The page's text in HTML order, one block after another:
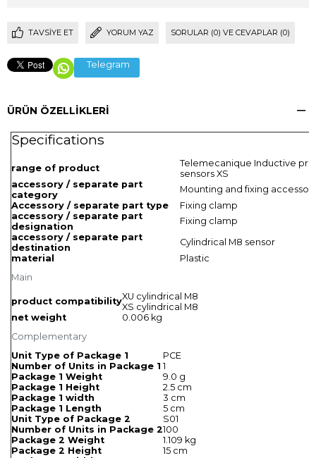
TAVSIYE ET YORUM YAZ SORULAR (0) VE CEVAPLAR (0)
Telegram
ÜRÜN ÖZELLIKLERI
Specifications
Main
range of product
Telemecanique Inductive
sensors XS
accessory / separate part
category
Mounting and fixing
Accessory / separate part type
Fixing clamp
accessory / separate part
designation
Fixing clamp
accessory / separate part
destination
Cylindrical M8 sensor
material
Plastic
Complementary
product compatibilityXU cylindrical M8
XS cylindrical M8
net weight
0.006 kg
Unit Type of Package 1
PCE
Number of Units in Package 1 1
Package 1 Weight
9.0 g
Package 1 Height
2.5 cm
Package 1 width
3 cm
Package 1 Length
5 cm
Unit Type of Package 2
S01
Number of Units in Package 2100
Package 2 Weight
1.109 kg
Package 2 Height
15 cm